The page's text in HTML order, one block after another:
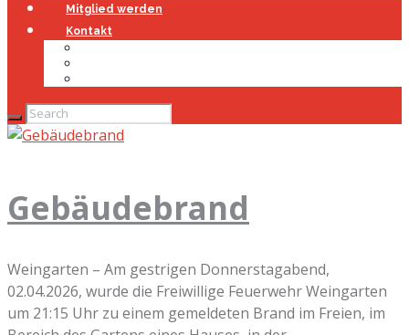
Mitglied werden
Kontakt
Gebäudebrand
Weingarten – Am gestrigen Donnerstagabend,
02.04.2026, wurde die Freiwillige Feuerwehr Weingarten
um 21:15 Uhr zu einem gemeldeten Brand im Freien, im